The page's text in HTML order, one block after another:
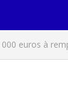
000 euros à